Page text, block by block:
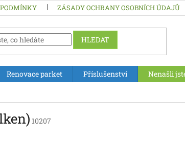
ZÁSADY OCHRANY OSOBNÍCH ÚDAJŮ
HLEDAT
Renovace parket Příslušenství Nenašli
10207